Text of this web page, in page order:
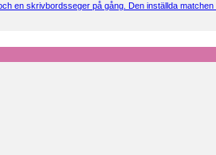
en skrivbordsseger på gång. Den inställda